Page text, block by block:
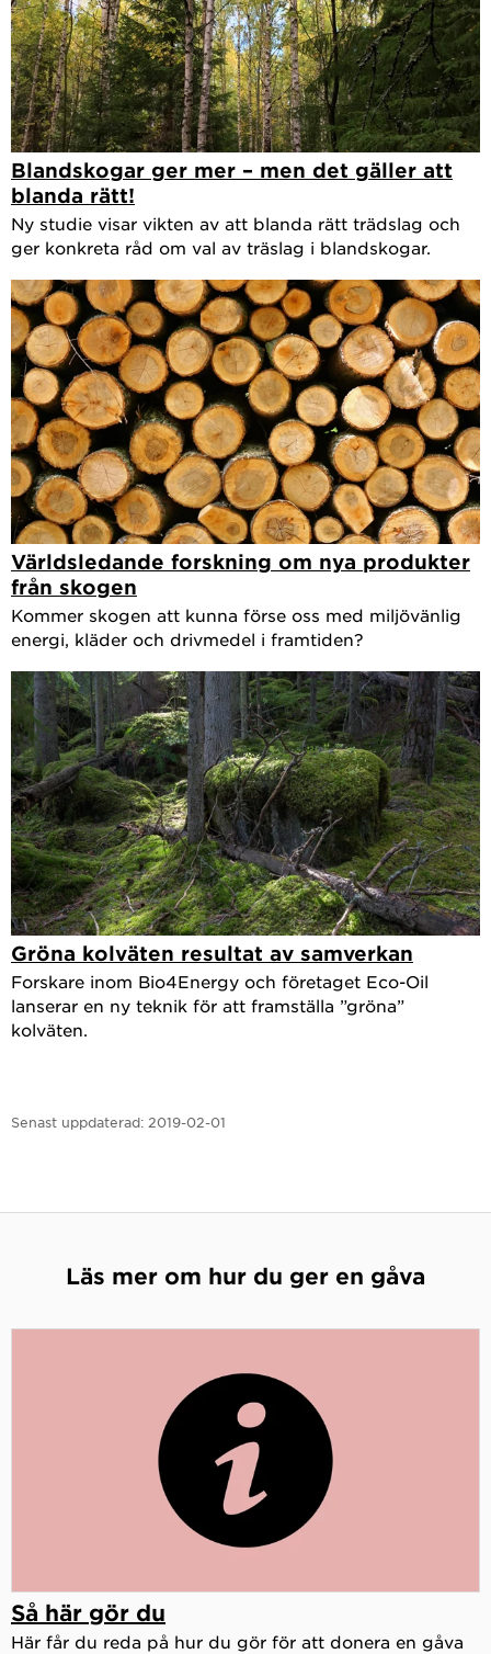
Blandskogar ger mer – men det gäller att
blanda rätt!
Ny studie visar vikten av att blanda rätt trädslag och
ger konkreta råd om val av träslag i blandskogar.
Världsledande forskning om nya produkter
från skogen
Kommer skogen att kunna förse oss med miljövänlig
energi, kläder och drivmedel i framtiden?
Gröna kolväten resultat av samverkan
Forskare inom Bio4Energy och företaget Eco-Oil
lanserar en ny teknik för att framställa ”gröna”
kolväten.
Senast uppdaterad: 2019-02-01
Läs mer om hur du ger en gåva
Så här gör du
Här får du reda på hur du gör för att donera en gåva